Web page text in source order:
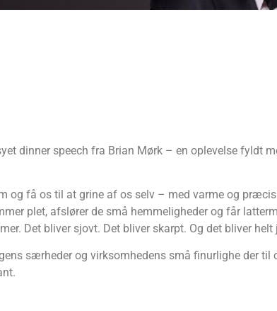
dinner speech fra Brian Mørk – en oplevelse fyldt
og få os til at grine af os selv – med varme og
plet, afslører de små hemmeligheder og får
Det bliver sjovt. Det bliver skarpt. Og det bliver helt
særheder og virksomhedens små finurlighe der til